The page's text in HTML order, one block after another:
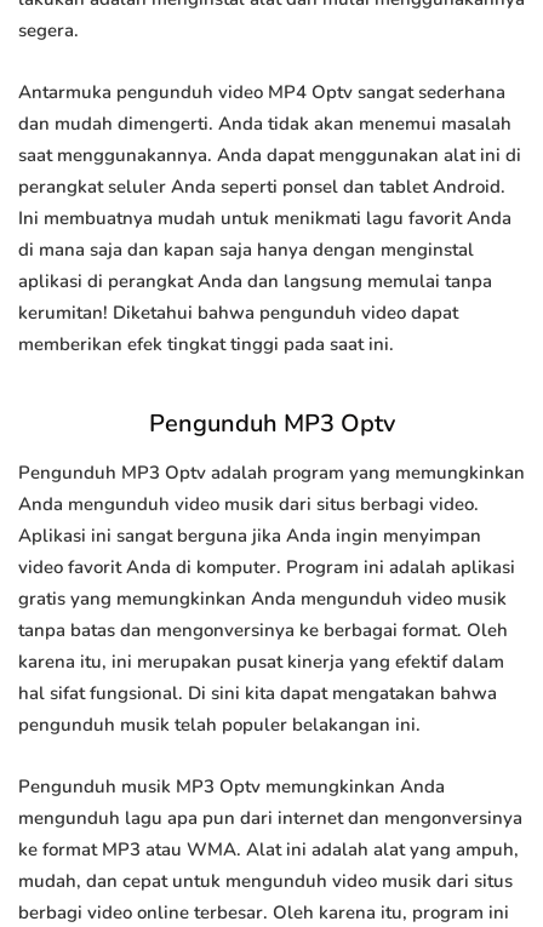
segera.
Antarmuka pengunduh video MP4 Optv sangat sederhana
dan mudah dimengerti. Anda tidak akan menemui masalah
saat menggunakannya. Anda dapat menggunakan alat ini di
perangkat seluler Anda seperti ponsel dan tablet Android.
Ini membuatnya mudah untuk menikmati lagu favorit Anda
di mana saja dan kapan saja hanya dengan menginstal
aplikasi di perangkat Anda dan langsung memulai tanpa
kerumitan! Diketahui bahwa pengunduh video dapat
memberikan efek tingkat tinggi pada saat ini.
Pengunduh MP3 Optv
Pengunduh MP3 Optv adalah program yang memungkinkan
Anda mengunduh video musik dari situs berbagi video.
Aplikasi ini sangat berguna jika Anda ingin menyimpan
video favorit Anda di komputer. Program ini adalah aplikasi
gratis yang memungkinkan Anda mengunduh video musik
tanpa batas dan mengonversinya ke berbagai format. Oleh
karena itu, ini merupakan pusat kinerja yang efektif dalam
hal sifat fungsional. Di sini kita dapat mengatakan bahwa
pengunduh musik telah populer belakangan ini.
Pengunduh musik MP3 Optv memungkinkan Anda
mengunduh lagu apa pun dari internet dan mengonversinya
ke format MP3 atau WMA. Alat ini adalah alat yang ampuh,
mudah, dan cepat untuk mengunduh video musik dari situs
berbagi video online terbesar. Oleh karena itu, program ini